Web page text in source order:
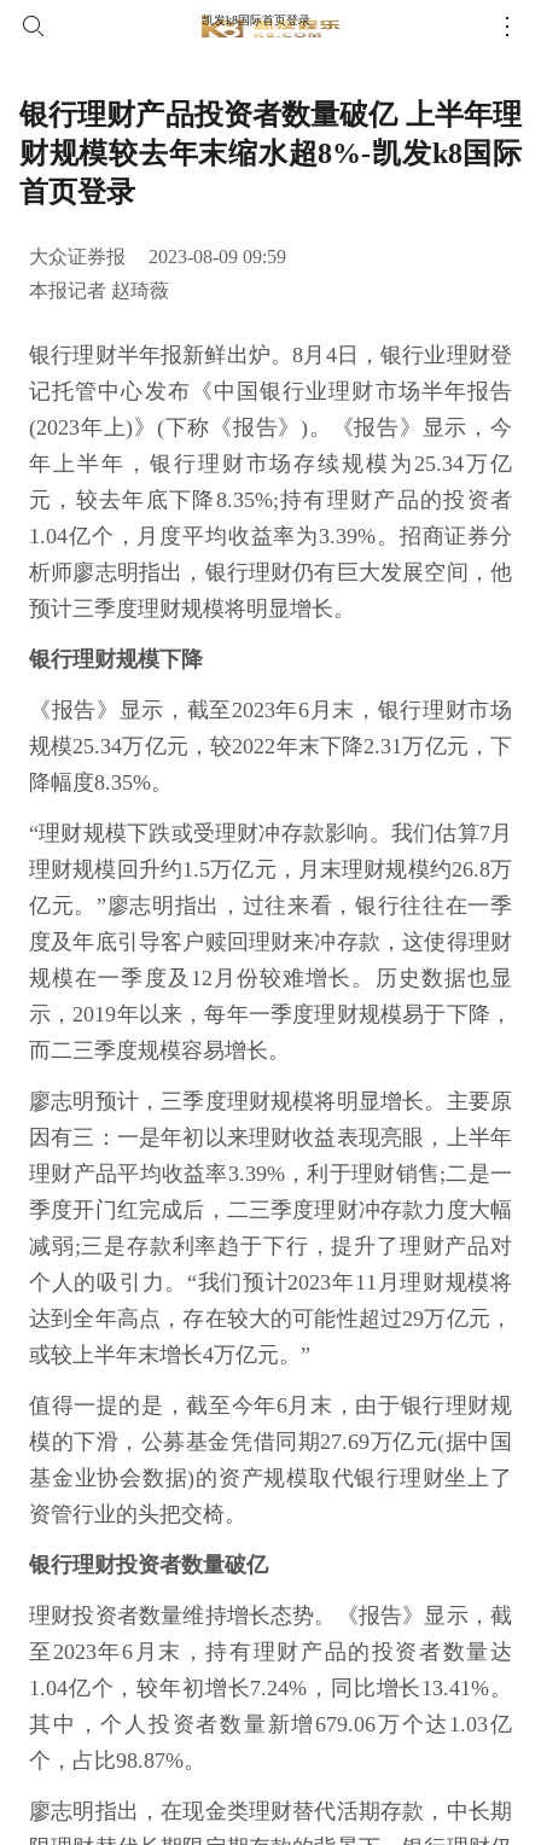
凯发k8国际首页登录
银行理财产品投资者数量破亿 上半年理
财规模较去年末缩水超8%-凯发k8国际
首页登录
大众证券报
2023-08-09 09:59
本报记者 赵琦薇
银行理财半年报新鲜出炉。8月4日，银行业理财登
记托管中心发布《中国银行业理财市场半年报告
(2023年上)》(下称《报告》)。《报告》显示，今
年上半年，银行理财市场存续规模为25.34万亿
元，较去年底下降8.35%;持有理财产品的投资者
1.04亿个，月度平均收益率为3.39%。招商证券分
析师廖志明指出，银行理财仍有巨大发展空间，他
预计三季度理财规模将明显增长。
银行理财规模下降
《报告》显示，截至2023年6月末，银行理财市场
规模25.34万亿元，较2022年末下降2.31万亿元，下
降幅度8.35%。
“理财规模下跌或受理财冲存款影响。我们估算7月
理财规模回升约1.5万亿元，月末理财规模约26.8万
亿元。”廖志明指出，过往来看，银行往往在一季
度及年底引导客户赎回理财来冲存款，这使得理财
规模在一季度及12月份较难增长。历史数据也显
示，2019年以来，每年一季度理财规模易于下降，
而二三季度规模容易增长。
廖志明预计，三季度理财规模将明显增长。主要原
因有三：一是年初以来理财收益表现亮眼，上半年
理财产品平均收益率3.39%，利于理财销售;二是一
季度开门红完成后，二三季度理财冲存款力度大幅
减弱;三是存款利率趋于下行，提升了理财产品对
个人的吸引力。“我们预计2023年11月理财规模将
达到全年高点，存在较大的可能性超过29万亿元，
或较上半年末增长4万亿元。”
值得一提的是，截至今年6月末，由于银行理财规
模的下滑，公募基金凭借同期27.69万亿元(据中国
基金业协会数据)的资产规模取代银行理财坐上了
资管行业的头把交椅。
银行理财投资者数量破亿
理财投资者数量维持增长态势。《报告》显示，截
至2023年6月末，持有理财产品的投资者数量达
1.04亿个，较年初增长7.24%，同比增长13.41%。
其中，个人投资者数量新增679.06万个达1.03亿
个，占比98.87%。
廖志明指出，在现金类理财替代活期存款，中长期